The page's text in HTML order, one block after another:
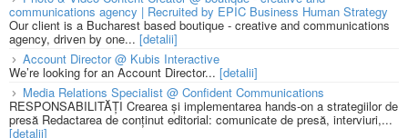
communications agency | Recruited by EPIC Business Human Strategy
Our client is a Bucharest based boutique - creative and communications
agency, driven by one... [detalii]
Account Director @ Kubis Interactive
We’re looking for an Account Director... [detalii]
Media Relations Specialist @ Confident Communications
RESPONSABILITĂȚI Crearea și implementarea hands-on a strategiilor de
presă Redactarea de conținut editorial: comunicate de presă, interviuri,...
[detalii]